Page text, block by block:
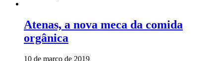
Atenas, a nova meca da comida
orgânica
10 de março de 2019